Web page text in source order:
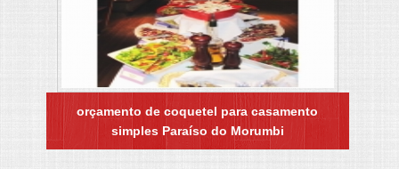
orçamento de coquetel para casamento
simples Paraíso do Morumbi